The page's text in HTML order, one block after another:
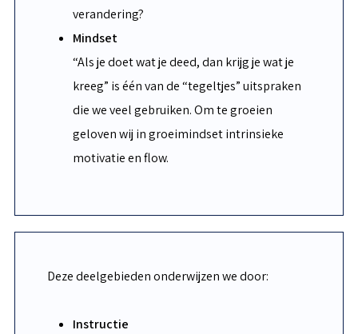
verandering?
Mindset
“Als je doet wat je deed, dan krijg je wat je
kreeg” is één van de “tegeltjes” uitspraken
die we veel gebruiken. Om te groeien
geloven wij in groeimindset intrinsieke
motivatie en flow.
Deze deelgebieden onderwijzen we door:
Instructie